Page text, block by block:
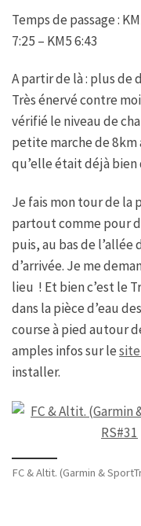
Temps de passage :
7:25 – KM5 6:43
A partir de là : plus de
Très énervé contre
vérifié le niveau de
petite marche de 8km
qu’elle était déjà bien
Je fais mon tour de la
partout comme pour
puis, au bas de
d’arrivée. Je me
lieu ! Et bien c’est le
dans la pièce d’eau
course à pied autour
amples infos sur le
installer.
FC & Altit. (Garmin &